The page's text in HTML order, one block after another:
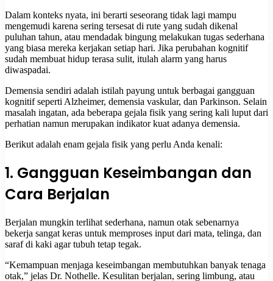
Dalam konteks nyata, ini berarti seseorang tidak lagi mampu
mengemudi karena sering tersesat di rute yang sudah dikenal
puluhan tahun, atau mendadak bingung melakukan tugas sederhana
yang biasa mereka kerjakan setiap hari. Jika perubahan kognitif
sudah membuat hidup terasa sulit, itulah alarm yang harus
diwaspadai.
Demensia sendiri adalah istilah payung untuk berbagai gangguan
kognitif seperti Alzheimer, demensia vaskular, dan Parkinson. Selain
masalah ingatan, ada beberapa gejala fisik yang sering kali luput dari
perhatian namun merupakan indikator kuat adanya demensia.
Berikut adalah enam gejala fisik yang perlu Anda kenali:
1. Gangguan Keseimbangan dan
Cara Berjalan
Berjalan mungkin terlihat sederhana, namun otak sebenarnya
bekerja sangat keras untuk memproses input dari mata, telinga, dan
saraf di kaki agar tubuh tetap tegak.
“Kemampuan menjaga keseimbangan membutuhkan banyak tenaga
otak,” jelas Dr. Nothelle. Kesulitan berjalan, sering limbung, atau